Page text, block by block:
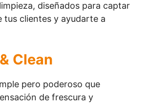
diseñados para captar
tus clientes y ayudarte a
Clean
pero poderoso que
de frescura y